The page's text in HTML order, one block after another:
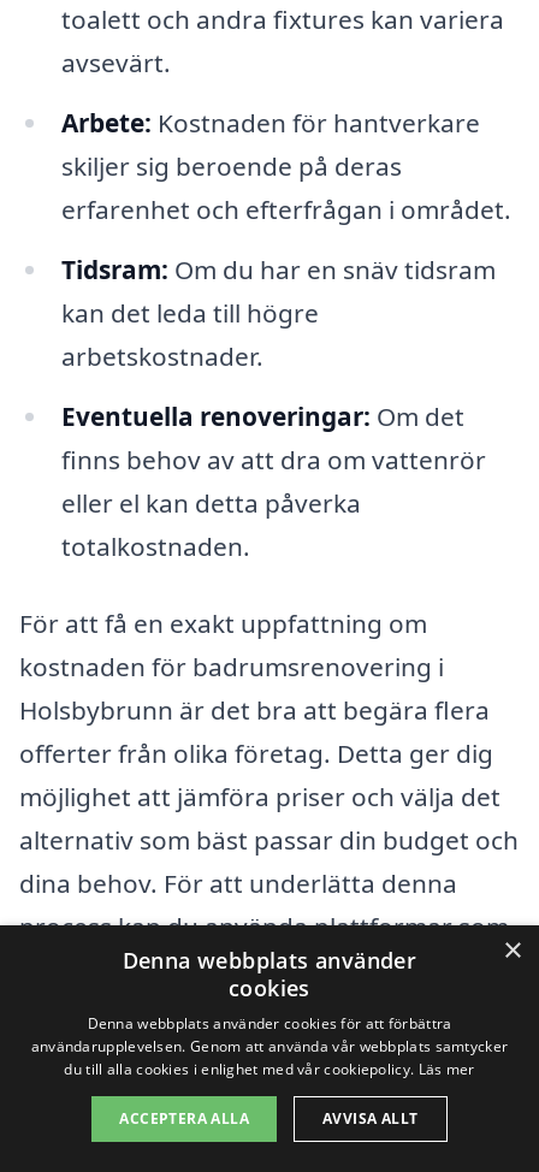
toalett och andra fixtures kan variera
avsevärt.
Arbete: Kostnaden för hantverkare
skiljer sig beroende på deras
erfarenhet och efterfrågan i området.
Tidsram: Om du har en snäv tidsram
kan det leda till högre
arbetskostnader.
Eventuella renoveringar: Om det
finns behov av att dra om vattenrör
eller el kan detta påverka
totalkostnaden.
För att få en exakt uppfattning om
kostnaden för badrumsrenovering i
Holsbybrunn är det bra att begära flera
offerter från olika företag. Detta ger dig
möjlighet att jämföra priser och välja det
alternativ som bäst passar din budget och
dina behov. För att underlätta denna
process kan du använda plattformar som
badrumsrenovering-pris.se, där du enkelt
kan få kontakt med lokala entreprenörer
och begära offerter. På så sätt kan du få
en rättvis bild av marknadspriserna och
säkerställa att du får bästa möjliga service
×
Denna webbplats använder
cookies
Denna webbplats använder cookies för att förbättra
användarupplevelsen. Genom att använda vår webbplats samtycker
du till alla cookies i enlighet med vår cookiepolicy. Läs mer
ACCEPTERA ALLA AVVISA ALLT